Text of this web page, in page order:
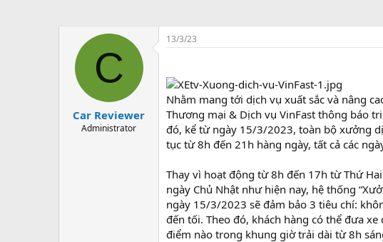
C
Car Reviewer
Administrator
13/3/23
Nhằm mang tới dịch vụ xuất sắc và nâng
Thương mại & Dịch vụ VinFast thông báo
đó, kể từ ngày 15/3/2023, toàn bộ xưởng
tục từ 8h đến 21h hàng ngày, tất cả các
Thay vì hoạt động từ 8h đến 17h từ Thứ
ngày Chủ Nhật như hiện nay, hệ thống
ngày 15/3/2023 sẽ đảm bảo 3 tiêu chí:
đến tối. Theo đó, khách hàng có thể đưa
điểm nào trong khung giờ trải dài từ 8h